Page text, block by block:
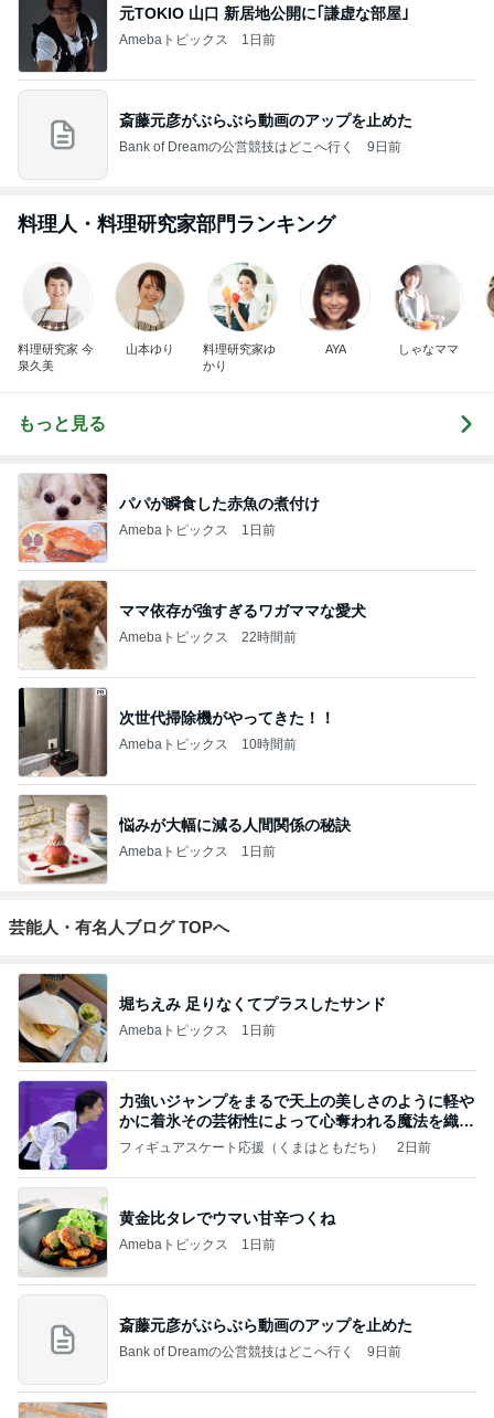
元TOKIO 山口 新居地公開に｢謙虚な部屋｣
Amebaトピックス 1日前
斎藤元彦がぶらぶら動画のアップを止めた
Bank of Dreamの公営競技はどこへ行く 9日前
料理人・料理研究家部門ランキング
料理研究家 今
泉久美
山本ゆり
料理研究家ゆ
かり
AYA しゃなママ
もっと見る
パパが瞬食した赤魚の煮付け
Amebaトピックス 1日前
ママ依存が強すぎるワガママな愛犬
Amebaトピックス 22時間前
次世代掃除機がやってきた！！
Amebaトピックス 10時間前
悩みが大幅に減る人間関係の秘訣
Amebaトピックス 1日前
芸能人・有名人ブログ TOPへ
堀ちえみ 足りなくてプラスしたサンド
Amebaトピックス 1日前
力強いジャンプをまるで天上の美しさのように軽や
かに着氷その芸術性によって心奪われる魔法を織り
なす
フィギュアスケート応援（くまはともだち） 2日前
黄金比タレでウマい甘辛つくね
Amebaトピックス 1日前
斎藤元彦がぶらぶら動画のアップを止めた
Bank of Dreamの公営競技はどこへ行く 9日前